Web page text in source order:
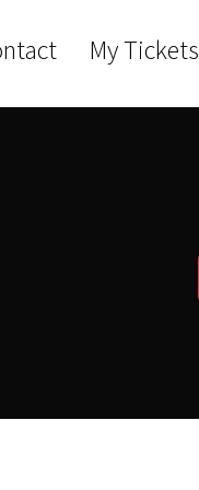
My Tickets